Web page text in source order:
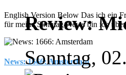
English Version Below Das ich ein
für meine Sonntag-News bin ich
News: 1666: Amsterdam
Review:
Sonntag,